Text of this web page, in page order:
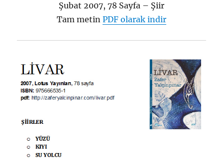
Şubat 2007, 78 Sayfa – Şiir
Tam metin PDF olarak indir